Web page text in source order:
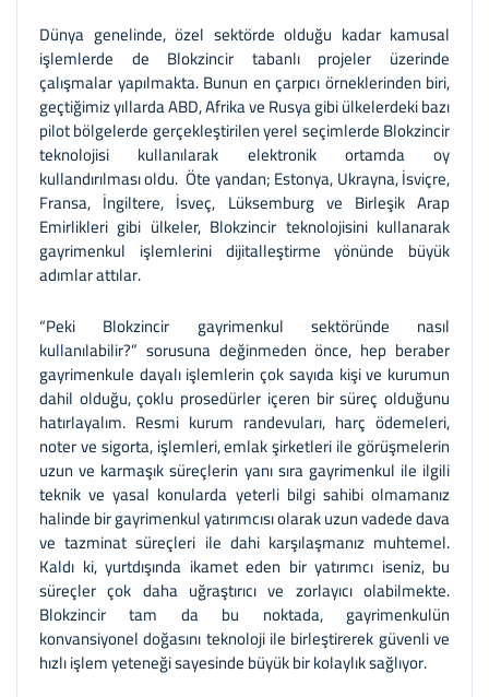
Dünya genelinde, özel sektörde olduğu kadar kamusal
işlemlerde de Blokzincir tabanlı projeler üzerinde
çalışmalar yapılmakta. Bunun en çarpıcı örneklerinden biri,
geçtiğimiz yıllarda ABD, Afrika ve Rusya gibi ülkelerdeki bazı
pilot bölgelerde gerçekleştirilen yerel seçimlerde Blokzincir
teknolojisi kullanılarak elektronik ortamda oy
kullandırılması oldu. Öte yandan; Estonya, Ukrayna, İsviçre,
Fransa, İngiltere, İsveç, Lüksemburg ve Birleşik Arap
Emirlikleri gibi ülkeler, Blokzincir teknolojisini kullanarak
gayrimenkul işlemlerini dijitalleştirme yönünde büyük
adımlar attılar.
“Peki Blokzincir gayrimenkul sektöründe nasıl
kullanılabilir?” sorusuna değinmeden önce, hep beraber
gayrimenkule dayalı işlemlerin çok sayıda kişi ve kurumun
dahil olduğu, çoklu prosedürler içeren bir süreç olduğunu
hatırlayalım. Resmi kurum randevuları, harç ödemeleri,
noter ve sigorta, işlemleri, emlak şirketleri ile görüşmelerin
uzun ve karmaşık süreçlerin yanı sıra gayrimenkul ile ilgili
teknik ve yasal konularda yeterli bilgi sahibi olmamanız
halinde bir gayrimenkul yatırımcısı olarak uzun vadede dava
ve tazminat süreçleri ile dahi karşılaşmanız muhtemel.
Kaldı ki, yurtdışında ikamet eden bir yatırımcı iseniz, bu
süreçler çok daha uğraştırıcı ve zorlayıcı olabilmekte.
Blokzincir tam da bu noktada, gayrimenkulün
konvansiyonel doğasını teknoloji ile birleştirerek güvenli ve
hızlı işlem yeteneği sayesinde büyük bir kolaylık sağlıyor.